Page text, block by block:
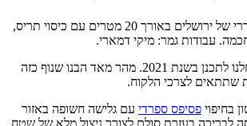
בריכת גג מול הנוף ההררי של ירושלים באורך 20 מטרים עם כיסוי תריס,
עבודות גמר: מיקי דמארי.
את הפרויקט הזה התחלנו לתכנן בשנת 2021. מהר מאד הבנו שנוף כזה
שתתאים לצרכי הלקוח.
בחיפוי פסיפס ספרדי עם גלישה חשופה באזור
לבריכה בעזרת סולם לצורך ניצול מלא של שטח